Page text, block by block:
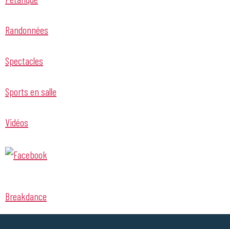
Randonnées
Spectacles
Sports en salle
Vidéos
Breakdance